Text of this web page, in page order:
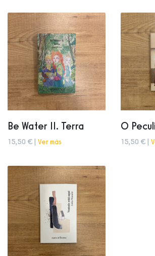
Be Water II. Terra
15,50 € | Ver más
O
15,50 € |